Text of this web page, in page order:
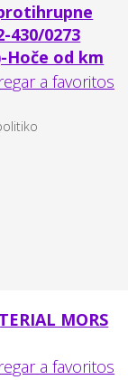
430/0273
od km
MORS